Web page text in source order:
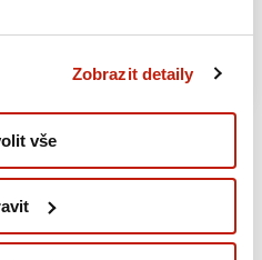
Zobrazit detaily
vše